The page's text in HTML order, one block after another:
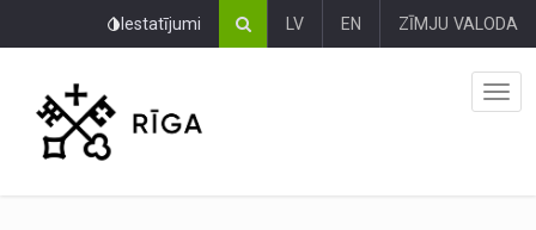
Iestatījumi LV EN ZĪMJU VALODA